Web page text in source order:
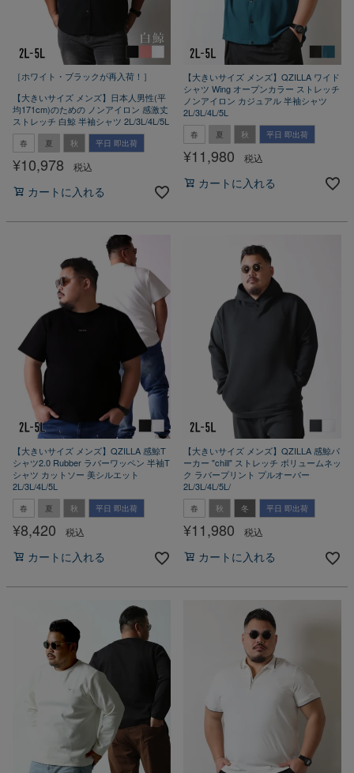
［ホワイト・ブラックが再入荷！］
【大きいサイズ メンズ】日本人男性(平
均171cm)のための ノンアイロン 感激丈
ストレッチ 白鯨 半袖シャツ 2L/3L/4L/5L
春 夏 秋 平日 即出荷
¥10,978 税込
カートに入れる
【大きいサイズ メンズ】QZILLA ワイド
シャツ Wing オープンカラー ストレッチ
ノンアイロン カジュアル 半袖シャツ
2L/3L/4L/5L
春 夏 秋 平日 即出荷
¥11,980 税込
カートに入れる
【大きいサイズ メンズ】QZILLA 感鯨T
シャツ2.0 Rubber ラバーワッペン 半袖T
シャツ カットソー 美シルエット
2L/3L/4L/5L
春 夏 秋 平日 即出荷
¥8,420 税込
カートに入れる
【大きいサイズ メンズ】QZILLA 感鯨パ
ーカー "chill" ストレッチ ボリュームネッ
ク ラバープリント プルオーバー
2L/3L/4L/5L/
春 秋 冬 平日 即出荷
¥11,980 税込
カートに入れる